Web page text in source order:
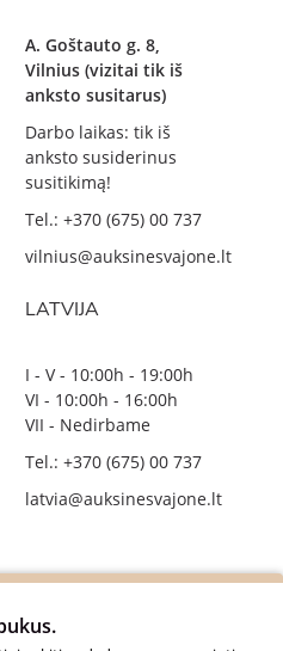
A. Goštauto g. 8,
Vilnius (vizitai tik iš
anksto susitarus)
Darbo laikas: tik iš
anksto susiderinus
susitikimą!
Tel.: +370 (675) 00 737
vilnius@auksinesvajone.lt
LATVIJA
I - V - 10:00h - 19:00h
VI - 10:00h - 16:00h
VII - Nedirbame
Tel.: +370 (675) 00 737
latvia@auksinesvajone.lt